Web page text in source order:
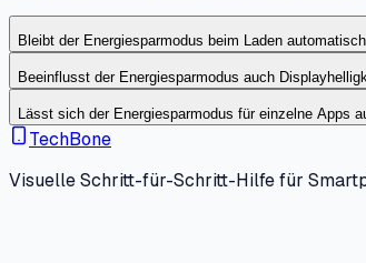
Bleibt der Energiesparmodus beim Laden
Beeinflusst der Energiesparmodus auch
Lässt sich der Energiesparmodus für einzelne Apps
TechBone
Visuelle Schritt-für-Schritt-Hilfe für